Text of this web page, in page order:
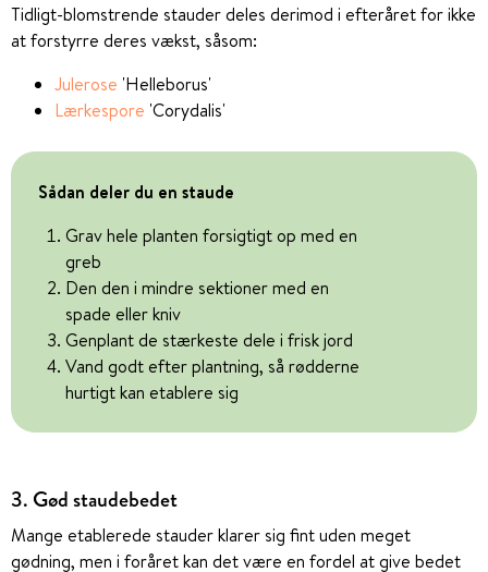
Tidligt-blomstrende stauder deles derimod i efteråret for ikke
at forstyrre deres vækst, såsom:
Julerose 'Helleborus'
Lærkespore 'Corydalis'
Sådan deler du en staude
Grav hele planten forsigtigt op med en
greb
Den den i mindre sektioner med en
spade eller kniv
Genplant de stærkeste dele i frisk jord
Vand godt efter plantning, så rødderne
hurtigt kan etablere sig
3. Gød staudebedet
Mange etablerede stauder klarer sig fint uden meget
gødning, men i foråret kan det være en fordel at give bedet